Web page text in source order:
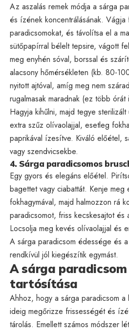
Az aszalás remek módja a sárga
és ízének koncentrálásának. Vágja
paradicsomokat, és távolítsa el a
sütőpapírral bélelt tepsire, vágott
meg enyhén sóval, borssal és
alacsony hőmérsékleten (kb. 80-
nyitott ajtóval, amíg meg nem
rugalmasak maradnak (ez több
Hagyja kihűlni, majd tegye
extra szűz olívaolajjal, esetleg
paprikával ízesítve. Kiváló előétel,
vagy szendvicsekbe.
4. Sárga paradicsomos
Egy gyors és elegáns előétel.
bagettet vagy ciabattát. Kenje meg
fokhagymával, majd halmozzon rá
paradicsomot, friss kecskesajtot és
Locsolja meg kevés olívaolajjal és
A sárga paradicsom édessége és
rendkívül jól kiegészítik egymást.
A sárga
tartósítása
Ahhoz, hogy a sárga paradicsom
ideig megőrizze frissességét és
tárolás. Emellett számos módszer